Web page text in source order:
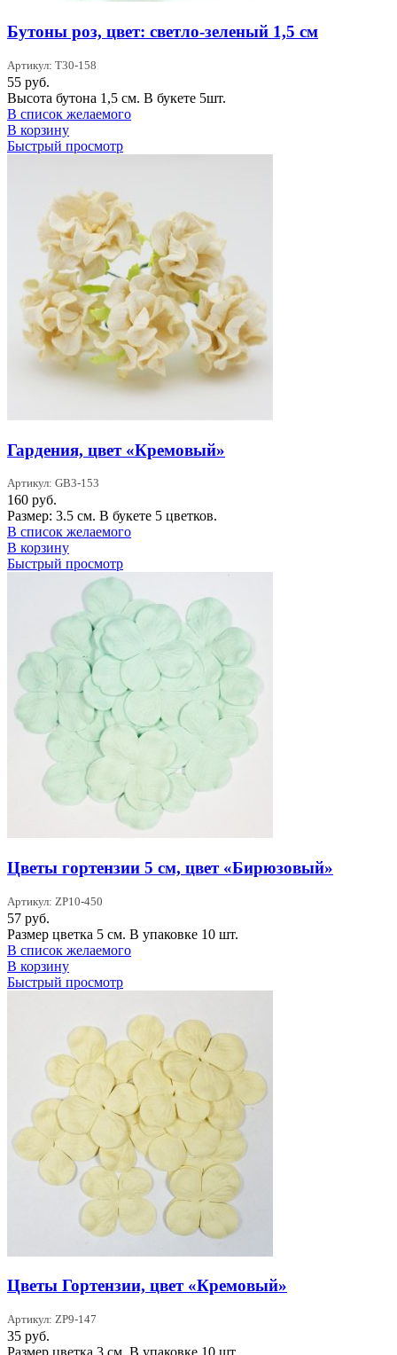
Бутоны роз, цвет: светло-зеленый 1,5 см
Артикул: T30-158
55 руб.
Высота бутона 1,5 см. В букете 5шт.
В список желаемого
В корзину
Быстрый просмотр
Гардения, цвет «Кремовый»
Артикул: GB3-153
160 руб.
Размер: 3.5 см. В букете 5 цветков.
В список желаемого
В корзину
Быстрый просмотр
Цветы гортензии 5 см, цвет «Бирюзовый»
Артикул: ZP10-450
57 руб.
Размер цветка 5 см. В упаковке 10 шт.
В список желаемого
В корзину
Быстрый просмотр
Цветы Гортензии, цвет «Кремовый»
Артикул: ZP9-147
35 руб.